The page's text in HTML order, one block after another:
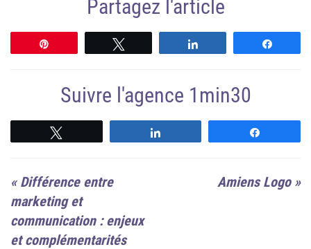
Partagez l'article
Suivre l'agence 1min30
« Différence entre
marketing et
communication : enjeux
et complémentarités
Amiens Logo»